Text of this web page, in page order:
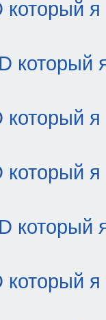
я
который
я
я
который
я